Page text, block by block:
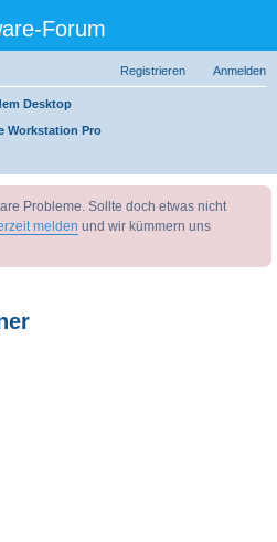
Forum
Anmelden
Registrieren
Desktop
Workstation Pro
uc
Probleme. Sollte doch etwas nicht
melden und wir kümmern uns